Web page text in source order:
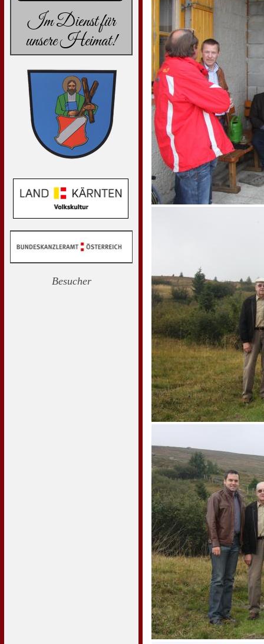
Im Dienst für
unsere Heimat!
Besucher